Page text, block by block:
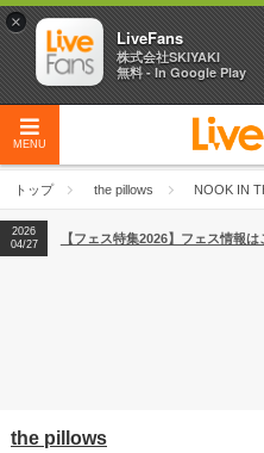
MENU
トップ the pillows NOOK IN
2026
04/27
2026
【ライブ動員ランキング】2026
2026
04/27
【フェス特集2026】フェス情報は
the pillows
×
LiveFans
株式会社SKIYAKI
無料 - In Google Play